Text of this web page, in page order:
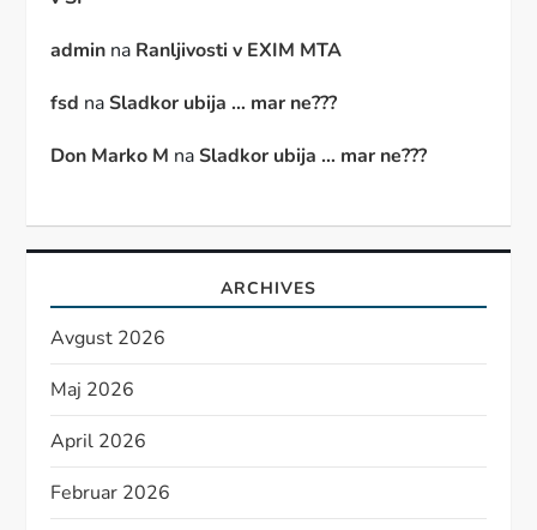
admin na Ranljivosti v EXIM MTA
fsd naSladkor ubija … mar ne???
Don Marko M naSladkor ubija … mar ne???
ARCHIVES
Avgust 2026
Maj 2026
April 2026
Februar 2026